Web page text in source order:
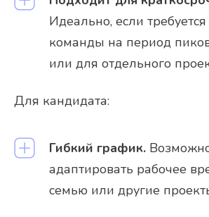
Идеально, если
команды на период
или для отдельного
Для кандидата:
Гибкий график.
адаптировать рабочее
семью или другие